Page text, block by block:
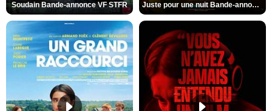
Soudain Bande-annonce VF STFR Juste pour une nuit Bande-annonce VO STFR